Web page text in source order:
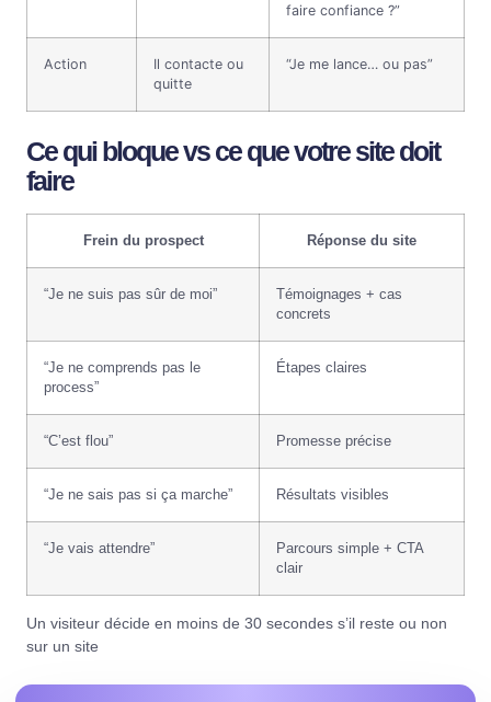
faire confiance ?”
Action
Il contacte ou
quitte
“Je me lance… ou pas”
Ce qui bloque vs ce que votre site doit
faire
Frein du prospect Réponse du site
“Je ne suis pas sûr de moi”
Témoignages + cas
concrets
“Je ne comprends pas le
process”
Étapes claires
“C’est flou” Promesse précise
“Je ne sais pas si ça marche” Résultats visibles
“Je vais attendre”
Parcours simple + CTA
clair
Un visiteur décide en moins de 30 secondes s’il reste ou non
sur un site